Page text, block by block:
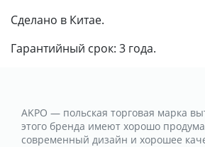
Сделано в Китае.
Гарантийный срок: 3 года.
AKPO — польская торговая марка
этого бренда имеют хорошо
современный дизайн и хорошее